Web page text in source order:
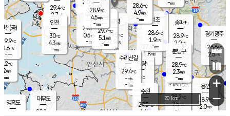
의도
℃
m/s
mm
영흥도
과천
27.9℃
1.8m/s
- mm
용인
28.9℃
2.0m/s
경기광주
26.6℃
2.5m/s
-mm
대부도
29.2
29.4℃
2.7 m/s
-mm
의왕
- ℃
m/s
mm
2.0 m/s
mm
광명
29.5 ℃
2.9 m/s
-mm
부천
29.5℃
0.5m/s
-mm
구로
29.7℃
5.1 m/s
-mm
-mm
송파*
28.9℃
2.0m/s
-mm
서초
28.6℃
1.9m/s
-mm
기흥구갈
28.2℃
2.5m/s
-
수리산길
29.4℃
-m/s
-mm
분당구
28.9℃
2.3m/s
-mm
인천(공)
29.9℃
4.6m/s
-mm
28.9℃
4.5m/s
-mm
수원
29.5℃
4.6 m/s
인천
30℃
4.3m/s
-mm
28.6℃
4.9m/s
-mm
+
−
20 km